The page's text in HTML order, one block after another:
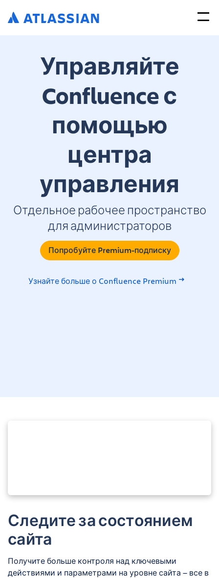
Управляйте
Confluence с
помощью
центра
управления
Отдельное рабочее пространство
для администраторов
Попробуйте Premium-подписку
Узнайте больше о Confluence Premium
Следите за состоянием
сайта
Получите больше контроля над ключевыми
действиями и параметрами на уровне сайта — все в